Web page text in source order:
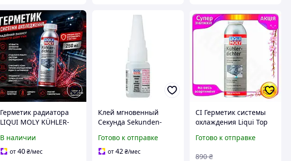
Герметик радиатора
LIQUI MOLY KÜHLER-
В наличии
от40₴/мес
Клей мгновенный
Секунда Sekunden-
Готово к отправке
от42 ₴/мес
CI Герметик системы
охлаждения Liqui Top
радиатора устранение
Готово к отправке
890 ₴